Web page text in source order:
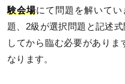
験会場にて問題を解いて
題、2級が選択問題と記述
してから臨む必要があり
なります。